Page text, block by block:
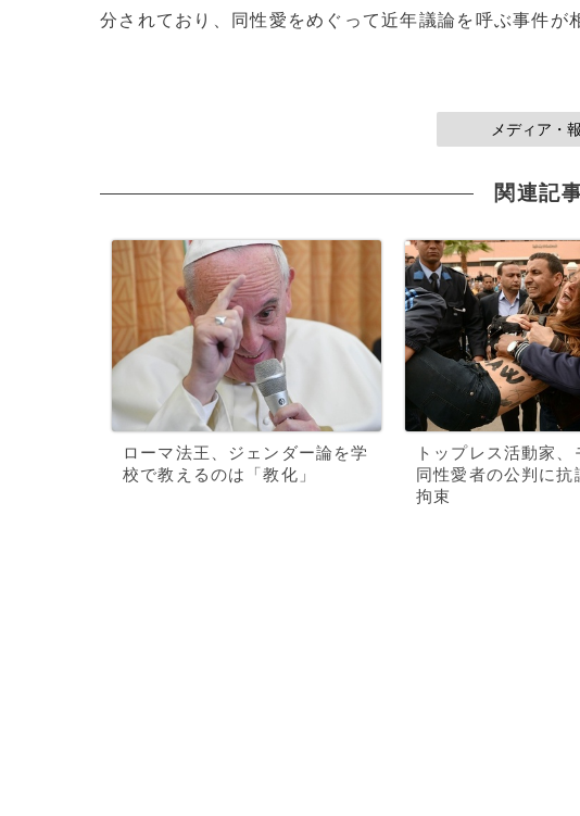
分されており、同性愛をめぐって近年議論を呼ぶ事件が
メディア・
関連記
ローマ法王、ジェンダー論を学
校で教えるのは「教化」
トップレス活動家、
同性愛者の公判に抗
拘束